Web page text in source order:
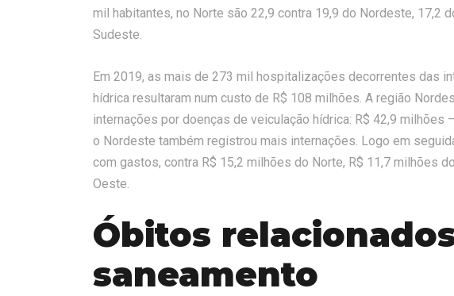
mil habitantes, no Norte são 22,9 contra 19,9 do Nordeste, 17,2
Sudeste.
Em 2019, as mais de 273 mil hospitalizações decorrentes das
hídrica resultaram num custo de R$ 108 milhões. A região
internações por doenças de veiculação hídrica: R$ 42,9 milhões
o Nordeste também registrou mais internações. Logo em
com gastos, contra R$ 15,2 milhões do Norte, R$ 11,7 milhões
Oeste.
Óbitos
saneamento